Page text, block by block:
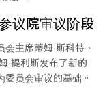
议院审议阶段
主席蒂姆·斯科特、
·提利斯发布了新的
员会审议的基础。